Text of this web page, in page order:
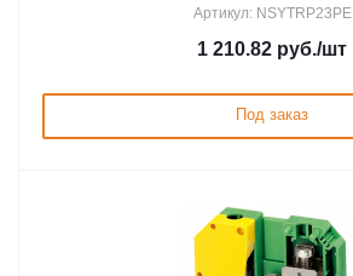
Артикул: NSYTRP23PE
1 210.82 руб./шт
Под заказ